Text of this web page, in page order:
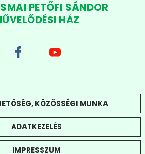
PETŐFI SÁNDOR
HÁZ
KÖZÖSSÉGI MUNKA
ADATKEZELÉS
IMPRESSZUM